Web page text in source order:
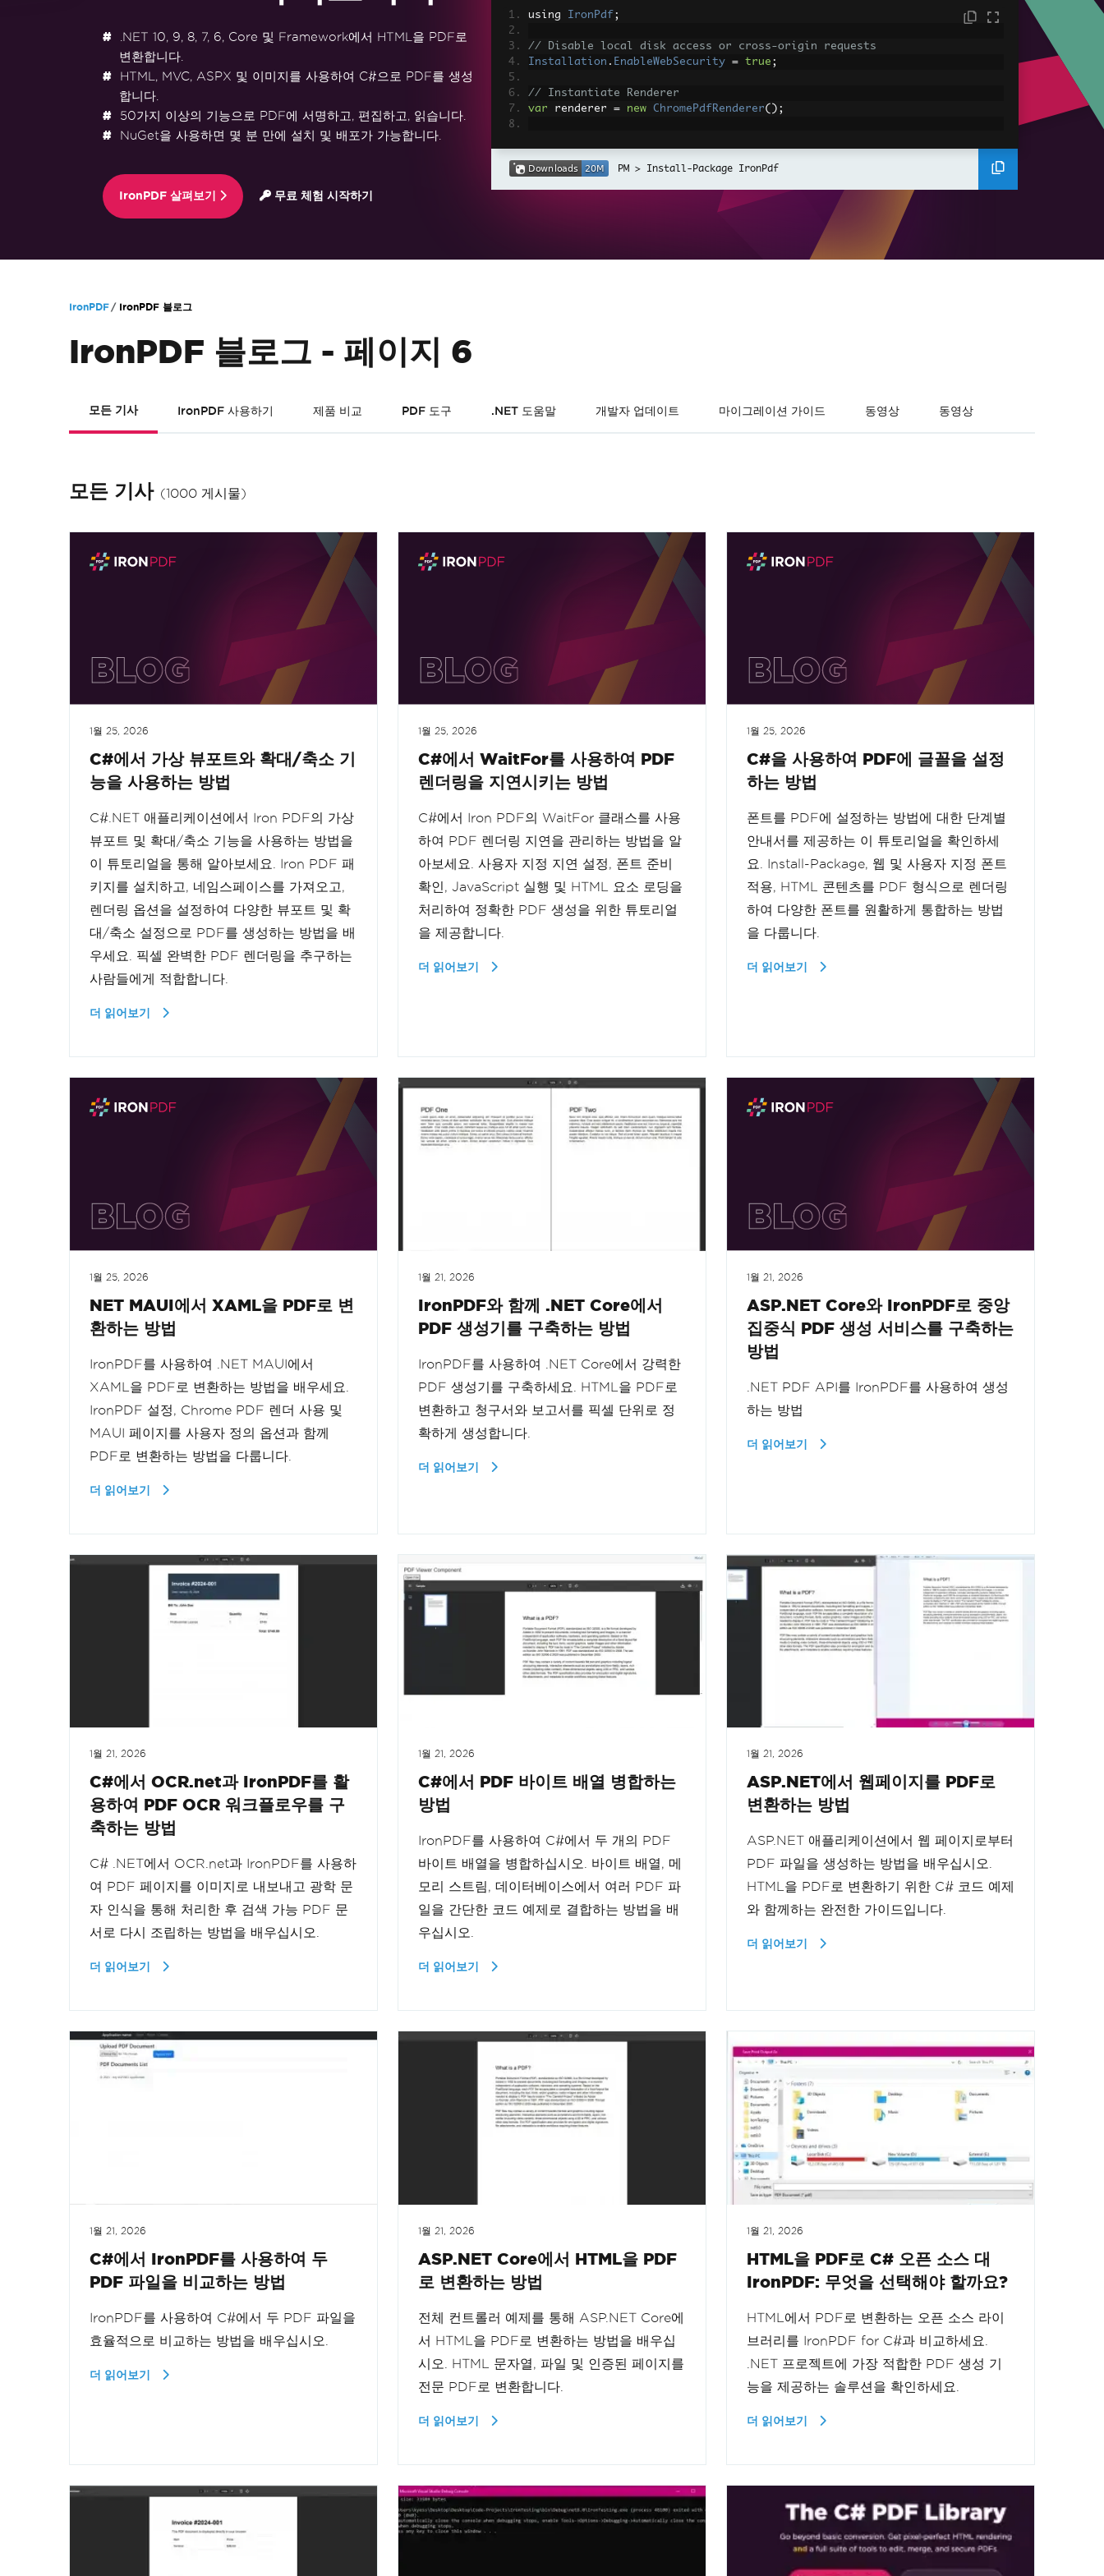
.NET 10, 9, 8, 7, 6, Core 및 Framework에서 HTML을 PDF로
변환합니다.
HTML, MVC, ASPX 및 이미지를 사용하여 C#으로 PDF를 생성
합니다.
50가지 이상의 기능으로 PDF에 서명하고, 편집하고, 읽습니다.
NuGet을 사용하면 몇 분 만에 설치 및 배포가 가능합니다.
IronPDF 살펴보기 무료 체험 시작하기
using IronPdf ;
// Disable local disk access or cross-origin requests
Installation . EnableWebSecurity = true ;
// Instantiate Renderer
var renderer = new ChromePdfRenderer();
// Load external html assets: Images, CSS and JavaScript.
Install-Package IronPdf
IronPDF IronPDF 블로그
IronPDF 블로그 - 페이지 6
모든 기사 IronPDF 사용하기 제품 비교 PDF 도구 .NET 도움말 개발자 업데이트 마이그레이션 가이드 동영상 동영상
모든 기사 (1000 게시물)
1월 25, 2026
C#에서 가상 뷰포트와 확대/축소 기
능을 사용하는 방법
C#.NET 애플리케이션에서 Iron PDF의 가상
뷰포트 및 확대/축소 기능을 사용하는 방법을
이 튜토리얼을 통해 알아보세요. Iron PDF 패
키지를 설치하고, 네임스페이스를 가져오고,
렌더링 옵션을 설정하여 다양한 뷰포트 및 확
대/축소 설정으로 PDF를 생성하는 방법을 배
우세요. 픽셀 완벽한 PDF 렌더링을 추구하는
사람들에게 적합합니다.
더 읽어보기
1월 25, 2026
C#에서 WaitFor를 사용하여 PDF
렌더링을 지연시키는 방법
C#에서 Iron PDF의 WaitFor 클래스를 사용
하여 PDF 렌더링 지연을 관리하는 방법을 알
아보세요. 사용자 지정 지연 설정, 폰트 준비
확인, JavaScript 실행 및 HTML 요소 로딩을
처리하여 정확한 PDF 생성을 위한 튜토리얼
을 제공합니다.
더 읽어보기
1월 25, 2026
C#을 사용하여 PDF에 글꼴을 설정
하는 방법
폰트를 PDF에 설정하는 방법에 대한 단계별
안내서를 제공하는 이 튜토리얼을 확인하세
요. Install-Package, 웹 및 사용자 지정 폰트
적용, HTML 콘텐츠를 PDF 형식으로 렌더링
하여 다양한 폰트를 원활하게 통합하는 방법
을 다룹니다.
더 읽어보기
1월 25, 2026
NET MAUI에서 XAML을 PDF로 변
환하는 방법
IronPDF를 사용하여 .NET MAUI에서
XAML을 PDF로 변환하는 방법을 배우세요.
IronPDF 설정, Chrome PDF 렌더 사용 및
MAUI 페이지를 사용자 정의 옵션과 함께
PDF로 변환하는 방법을 다룹니다.
더 읽어보기
1월 21, 2026
IronPDF와 함께 .NET Core에서
PDF 생성기를 구축하는 방법
IronPDF를 사용하여 .NET Core에서 강력한
PDF 생성기를 구축하세요. HTML을 PDF로
변환하고 청구서와 보고서를 픽셀 단위로 정
확하게 생성합니다.
더 읽어보기
1월 21, 2026
ASP.NET Core와 IronPDF로 중앙
집중식 PDF 생성 서비스를 구축하는
방법
.NET PDF API를 IronPDF를 사용하여 생성
하는 방법
더 읽어보기
1월 21, 2026
C#에서 OCR.net과 IronPDF를 활
용하여 PDF OCR 워크플로우를 구
축하는 방법
C# .NET에서 OCR.net과 IronPDF를 사용하
여 PDF 페이지를 이미지로 내보내고 광학 문
자 인식을 통해 처리한 후 검색 가능 PDF 문
서로 다시 조립하는 방법을 배우십시오.
더 읽어보기
1월 21, 2026
C#에서 PDF 바이트 배열 병합하는
방법
IronPDF를 사용하여 C#에서 두 개의 PDF
바이트 배열을 병합하십시오. 바이트 배열, 메
모리 스트림, 데이터베이스에서 여러 PDF 파
일을 간단한 코드 예제로 결합하는 방법을 배
우십시오.
더 읽어보기
1월 21, 2026
ASP.NET에서 웹페이지를 PDF로
변환하는 방법
ASP.NET 애플리케이션에서 웹 페이지로부터
PDF 파일을 생성하는 방법을 배우십시오.
HTML을 PDF로 변환하기 위한 C# 코드 예제
와 함께하는 완전한 가이드입니다.
더 읽어보기
1월 21, 2026
C#에서 IronPDF를 사용하여 두
PDF 파일을 비교하는 방법
IronPDF를 사용하여 C#에서 두 PDF 파일을
효율적으로 비교하는 방법을 배우십시오.
더 읽어보기
1월 21, 2026
ASP.NET Core에서 HTML을 PDF
로 변환하는 방법
전체 컨트롤러 예제를 통해 ASP.NET Core에
서 HTML을 PDF로 변환하는 방법을 배우십
시오. HTML 문자열, 파일 및 인증된 페이지를
전문 PDF로 변환합니다.
더 읽어보기
1월 21, 2026
HTML을 PDF로 C# 오픈 소스 대
IronPDF: 무엇을 선택해야 할까요?
HTML에서 PDF로 변환하는 오픈 소스 라이
브러리를 IronPDF for C#과 비교하세요.
.NET 프로젝트에 가장 적합한 PDF 생성 기
능을 제공하는 솔루션을 확인하세요.
더 읽어보기